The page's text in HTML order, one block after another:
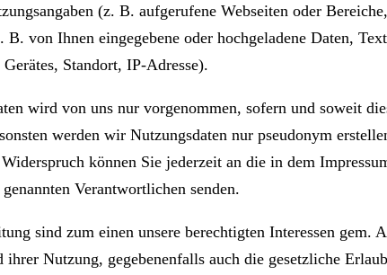
(z. B. aufgerufene Webseiten oder
von Ihnen eingegebene oder hochgeladene Daten,
Standort, IP-Adresse).
wird von uns nur vorgenommen, sofern und soweit
werden wir Nutzungsdaten nur pseudonym
können Sie jederzeit an die in dem
Verantwortlichen senden.
sind zum einen unsere berechtigten Interessen gem.
Nutzung, gegebenenfalls auch die gesetzliche